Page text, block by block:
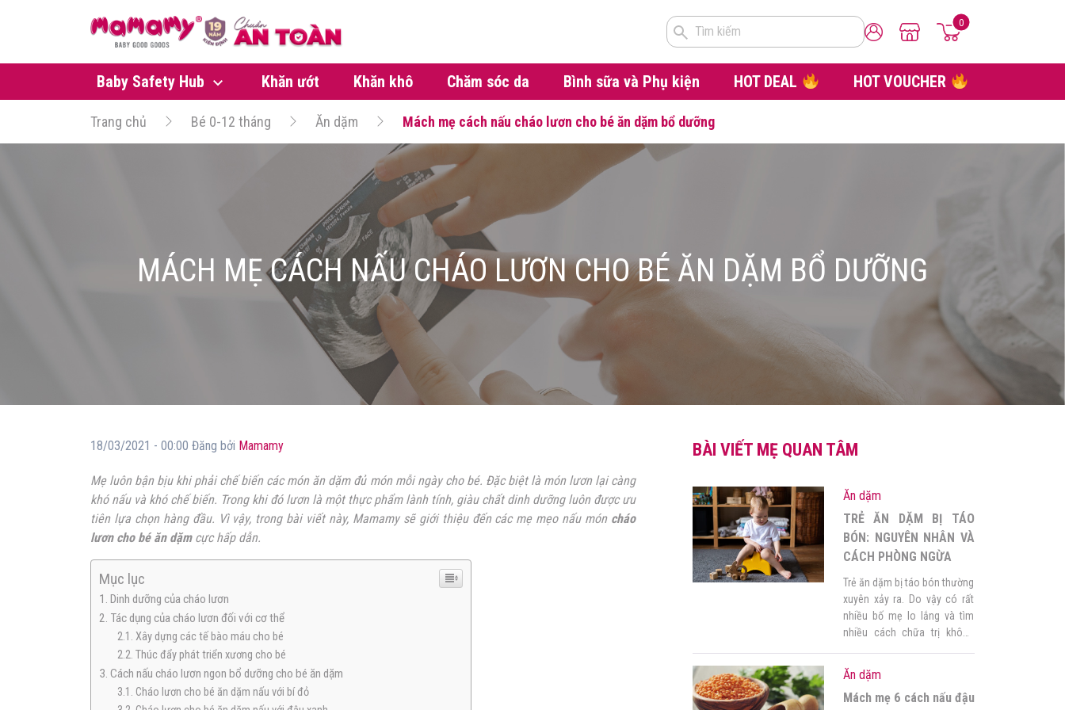
Tìm kiếm
0
Baby Safety Hub Khăn ướt Khăn khô Chăm sóc da Bình sữa và Phụ kiện HOT DEAL HOT VOUCHER
Trang chủ Bé 0-12 tháng Ăn dặm Mách mẹ cách nấu cháo lươn cho bé ăn dặm bổ dưỡng
MÁCH MẸ CÁCH NẤU CHÁO LƯƠN CHO BÉ ĂN DẶM BỔ DƯỠNG
18/03/2021 - 00:00 Đăng bởi Mamamy
Mẹ luôn bận bịu khi phải chế biến các món ăn dặm đủ món mỗi ngày cho bé. Đặc biệt là món lươn lại càng
khó nấu và khó chế biến. Trong khi đó lươn là một thực phẩm lành tính, giàu chất dinh dưỡng luôn được ưu
tiên lựa chọn hàng đầu. Vì vậy, trong bài viết này, Mamamy sẽ giới thiệu đến các mẹ mẹo nấu món cháo
lươn cho bé ăn dặmcực hấp dẫn.
Mục lục
1. Dinh dưỡng của cháo lươn
2. Tác dụng của cháo lươn đối với cơ thể
2.1. Xây dựng các tế bào máu cho bé
2.2. Thúc đẩy phát triển xương cho bé
3. Cách nấu cháo lươn ngon bổ dưỡng cho bé ăn dặm
3.1. Cháo lươn cho bé ăn dặm nấu với bí đỏ
BÀI VIẾT MẸ QUAN TÂM
Ăn dặm
TRẺ ĂN DẶM BỊ TÁO
BÓN: NGUYÊN NHÂN VÀ
CÁCH PHÒNG NGỪA
Trẻ ăn dặm bị táo bón thường
xuyên xảy ra. Do vậy có rất
nhiều bố mẹ lo lắng và tìm
nhiều cách chữa trị không
Mamamy sẽ cung cấp chi tiết
nguyên nhân và cách phòng
ngừa về táo bón của trẻ. Mời
Ăn dặm
Mách mẹ 6 cách nấu đậu